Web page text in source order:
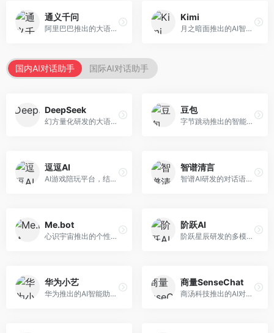
通义千问
阿里巴巴推出的大语言模型平台，提供对话问答、文档处理、图像理解、代码编写等全方位AI服务。面向企业用户和个人开发者，集成阿里云生态，支持多模态交互，企业级安全保障。
Kimi
月之暗面推出的AI智能助手，核心优势在于超长文本处理能力，支持20万字以上文档分析。面向学术研究者、职场人士和内容创作者，提供文档解读、PPT生成、联网搜索等综合服务。
国内AI对话助手 国际AI对话助手
DeepSeek
幻方量化研发的大语言模型平台，专注于深度推理和代码生成能力。面向开发者、研究人员和技术爱好者，提供强大的逻辑推理和数学计算功能，开源生态完善，API接口友好。
豆包
字节跳动推出的智能对话助手平台，提供文本创作、知识问答、英语学习等多种AI服务。面向普通用户和内容创作者，支持多轮对话和文件解析，免费使用，响应速度快，中文理解能力强。
逗逗AI
AI游戏陪玩平台，结合游戏理解和自然语言交互技术。面向游戏玩家，提供游戏攻略、陪玩互动、社交聊天等服务，游戏知识丰富，互动体验有趣。
智谱清言
智谱AI研发的对话语言模型，支持中英双语交互。面向中文用户和开发者，提供知识问答、代码编写、文档解读等服务，开源生态完善，学术研究背景深厚。
Me.bot
心识宇宙推出的个性化AI伴侣，专注于情感交互和个人助理服务。面向个人用户，支持日程管理、情感陪伴、知识问答等功能，交互体验人性化。
阶跃AI
阶跃星辰研发的多模态大模型平台，支持文本、图像、视频的综合理解与生成。面向创作者和企业客户，提供内容创作、智能分析等服务，多模态能力突出。
华为小艺
华为推出的AI智能助手网页端，深度整合鸿蒙生态和华为云服务。面向华为设备用户，支持语音交互、智能问答、设备控制等功能，与华为硬件生态无缝衔接。
商量SenseChat
商汤科技推出的AI对话平台，结合计算机视觉和自然语言处理技术。面向企业用户和开发者，支持多模态交互，视觉理解能力强，适合智能客服和内容创作场景。